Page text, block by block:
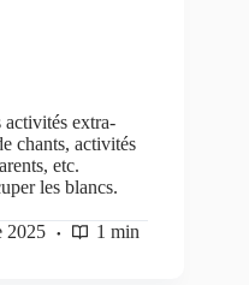
activités extra-
chants, activités
etc.
les blancs.
2025 1 min